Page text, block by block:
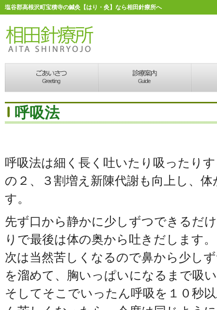
塩谷郡高根沢町宝積寺の鍼灸【はり・灸】なら相田針療所へ
呼吸法
呼吸法は細く長く吐いたり吸ったり
の２、３割増え新陳代謝も向上し、
す。
先ず口から静かに少しずつできるだ
りで最後は体の奥から吐きだします。
次は当然苦しくなるので鼻から少し
を溜めて、胸いっぱいになるまで吸
そしてそこでいったん呼吸を１０秒